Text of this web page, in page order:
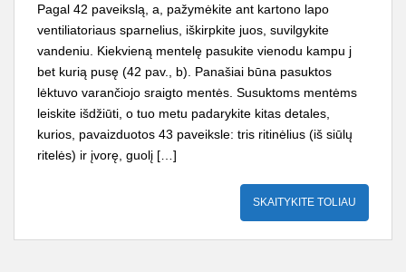
Pagal 42 paveikslą, a, pažymėkite ant kartono lapo
ventiliato­riaus sparnelius, iškirpkite juos, suvilgykite
vandeniu. Kiekvieną mentelę pasukite vienodu kampu j
bet kurią pusę (42 pav., b). Panašiai būna pasuktos
lėktuvo varančiojo sraigto mentės. Su­suktoms mentėms
leiskite išdžiūti, o tuo metu padarykite kitas detales,
kurios, pavaizduotos 43 pa­veiksle: tris ritinėlius (iš siūlų
rite­lės) ir įvorę, guolį […]
SKAITYKITE TOLIAU